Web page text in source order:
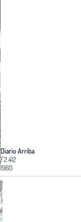
Diario Arriba
F2.412
1960